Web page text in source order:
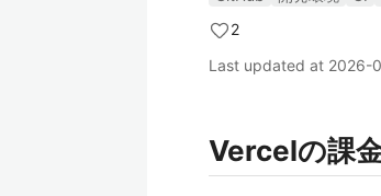
2
Last updated at 2026-
Vercelの課